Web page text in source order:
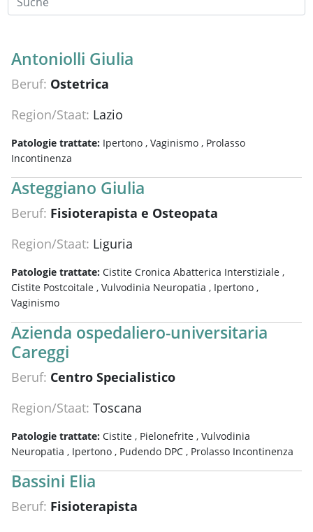
Antoniolli Giulia
Beruf: Ostetrica
Region/Staat: Lazio
Patologie trattate: Ipertono , Vaginismo , Prolasso
Incontinenza
Asteggiano Giulia
Beruf: Fisioterapista e Osteopata
Region/Staat: Liguria
Patologie trattate: Cistite Cronica Abatterica Interstiziale ,
Cistite Postcoitale , Vulvodinia Neuropatia , Ipertono ,
Vaginismo
Azienda ospedaliero-universitaria
Careggi
Beruf: Centro Specialistico
Region/Staat: Toscana
Patologie trattate: Cistite , Pielonefrite , Vulvodinia
Neuropatia , Ipertono , Pudendo DPC , Prolasso Incontinenza
Bassini Elia
Beruf: Fisioterapista